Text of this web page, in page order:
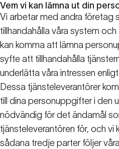
Vem vi kan lämna ut din
Vi arbetar med andra företag
tillhandahålla våra system och
kan komma att lämna
syfte att tillhandahålla
underlätta våra intressen
Dessa tjänsteleverantörer
till dina personuppgifter i den
nödvändig för det ändamål
tjänsteleverantören för, och vi
sådana tredje parter följer